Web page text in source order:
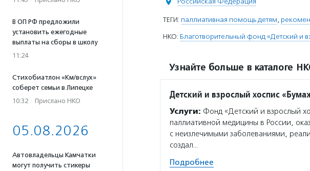
В ОП РФ предложили
установить ежегодные
выплаты на сборы в школу
11:24
Стихобиатлон «Км/вслух»
соберет семьи в Липецке
10:32 · Прислано НКО
05.08.2026
Автовладельцы Камчатки
могут получить стикеры
ТЕГИ: паллиативная помощь детям,
НКО: Благотворительный фонд «Детский и
Узнайте больше в каталоге
Детский и взрослый хоспис
Услуги: Фонд «Детский и взрослый
паллиативной медицины в России,
с неизлечимыми заболеваниями,
создал…
Подробнее